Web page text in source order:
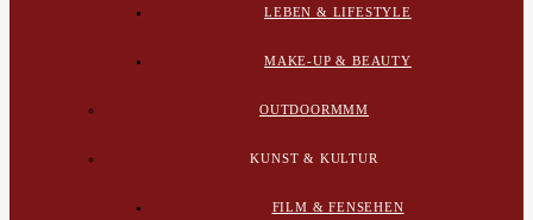
LEBEN & LIFESTYLE
MAKE-UP & BEAUTY
OUTDOORMMM
KUNST & KULTUR
FILM & FENSEHEN